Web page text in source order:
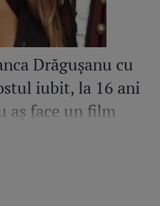
Drăgușanu cu
iubit, la 16 ani
aș face un film